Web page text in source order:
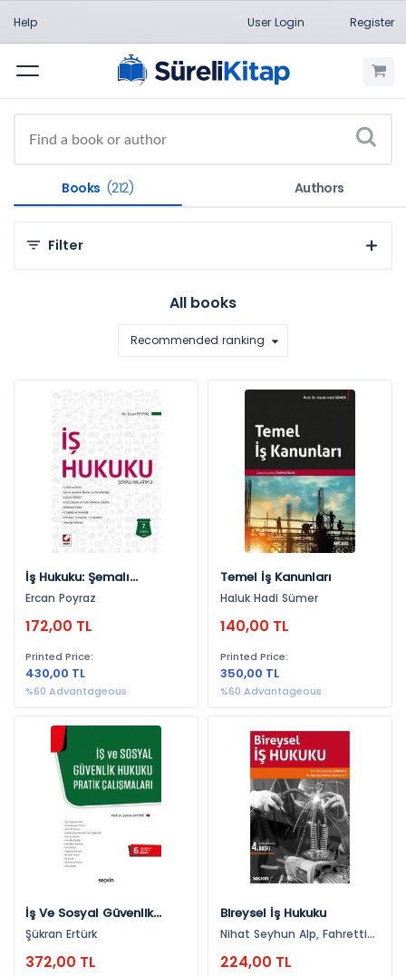
Help User Login Register
Menu
Books (212) Authors
Filter
By Publishers
Seçkin Yayıncılık (206)
Gazi Kitabevi (3)
Ekin Yayınevi (3)
By Years
2018 (26)
2024 (25)
2021 (22)
2025 (18)
2022 (16)
2020 (15)
2019 (14)
2023 (14)
2016 (13)
2017 (12)
2015 (6)
All books
Recommended ranking
İş Hukuku: Şemalı
Anlatımlı
Ercan Poyraz
172,00 TL
Printed Price:
430,00 TL
%60 Advantageous
Temel İş Kanunları
Haluk Hadi Sümer
140,00 TL
Printed Price:
350,00 TL
%60 Advantageous
İş Ve Sosyal Güvenlik
Hukuku Pratik Çalışmaları
Şükran Ertürk
372,00 TL
Bireysel İş Hukuku
Nihat Seyhun Alp, Fahrettin
224,00 TL